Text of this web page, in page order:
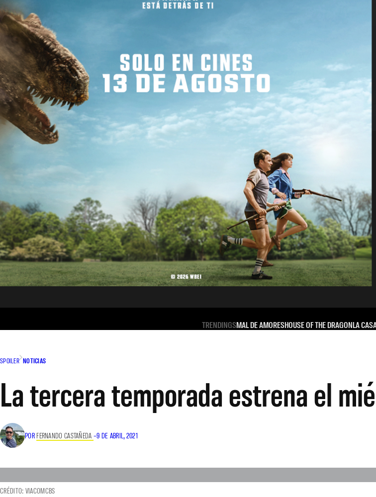
TRENDINGSMAL DE AMORESHOUSE OF THE DRAGONLA
SPOILER NOTICIAS
La tercera temporada estrena el
POR FERNANDO CASTAÑEDA –9 DE ABRIL, 2021
CRÉDITO: VIACOMCBS